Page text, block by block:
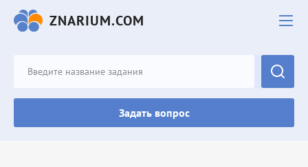
ZNARIUM.COM
Задать вопрос